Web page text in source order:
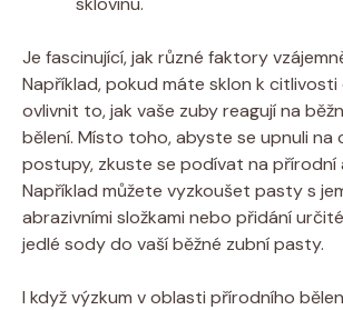
Je fascinující, jak různé faktory
Například, pokud máte sklon k citlivosti
ovlivnit to, jak vaše zuby reagují na
bělení. Místo toho, abyste se upnuli na
postupy, zkuste se podívat na přírodní
Například můžete vyzkoušet pasty s
abrazivními složkami nebo přidání
jedlé sody do vaší běžné zubní pasty.
I když výzkum v oblasti přírodního